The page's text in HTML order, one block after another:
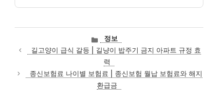
카
테
고
리
정보
길고양이 급식 갈등 | 길냥이 밥주기 금지 아파트 규정 효
력
종신보험료 나이별 보험료 | 종신보험 월납 보험료와 해지
환급금